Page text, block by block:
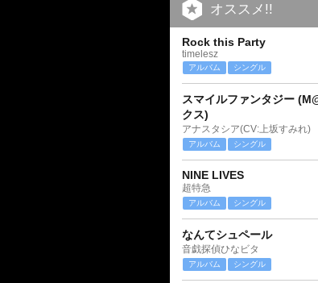
オススメ!!
Rock this Party
timelesz
アルバム シングル
スマイルファンタジー
クス)
アナスタシア(CV:上坂すみれ)
アルバム シングル
NINE LIVES
超特急
アルバム シングル
なんてシュペール
音戯探偵ひなビタ
アルバム シングル